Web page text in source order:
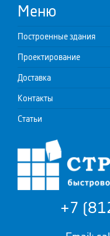
Меню
Построенные здания
Проектирование
Доставка
Контакты
Статьи
+7